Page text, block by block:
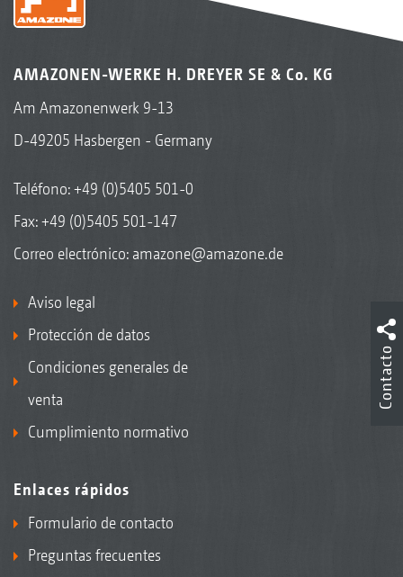
AMAZONEN-WERKE H. DREYER SE & Co. KG
Am Amazonenwerk 9-13
D-49205 Hasbergen - Germany
Teléfono:+49 (0)5405 501-0
Fax: +49 (0)5405 501-147
Correo electrónico: amazone@amazone.de
Aviso legal
Protección de datos
Condiciones generales de
venta
Cumplimiento normativo
Enlaces rápidos
Formulario de contacto
Preguntas frecuentes
Contacto